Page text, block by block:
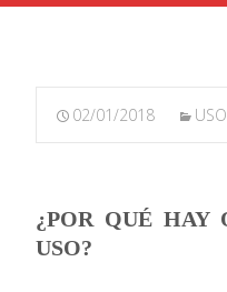
02/01/2018
¿POR QUÉ HAY
USO?